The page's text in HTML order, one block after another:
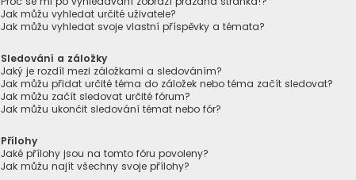
Jak můžu vyhledat určité uživatele?
Jak můžu vyhledat svoje vlastní příspěvky a témata?
Sledování a záložky
Jaký je rozdíl mezi záložkami a sledováním?
Jak můžu přidat určité téma do záložek nebo téma začít sledovat?
Jak můžu začít sledovat určité fórum?
Jak můžu ukončit sledování témat nebo fór?
Přílohy
Jaké přílohy jsou na tomto fóru povoleny?
Jak můžu najít všechny svoje přílohy?